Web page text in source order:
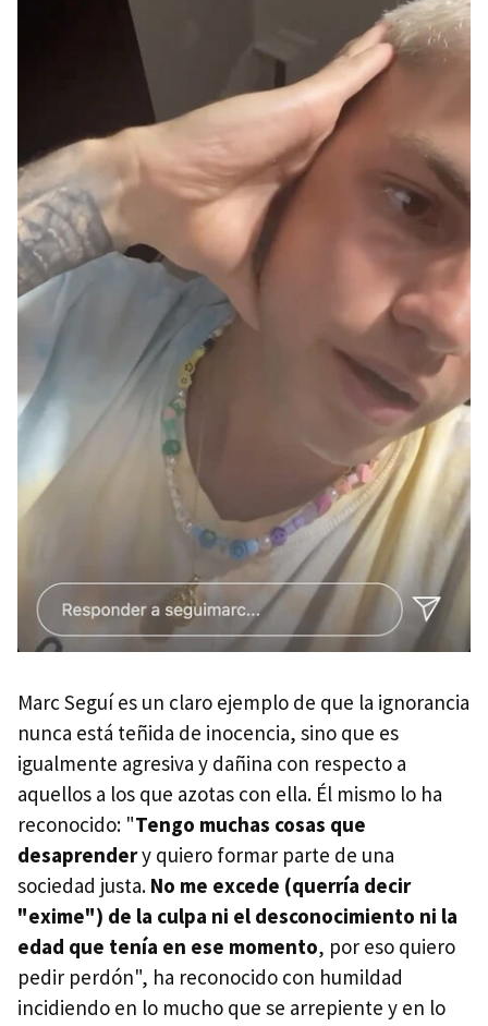
Marc Seguí es un claro ejemplo de que la ignorancia
nunca está teñida de inocencia, sino que es
igualmente agresiva y dañina con respecto a
aquellos a los que azotas con ella. Él mismo lo ha
reconocido: "Tengo muchas cosas que
desaprendery quiero formar parte de una
sociedad justa. No me excede (querría decir
"exime") de la culpa ni el desconocimiento ni la
edad que tenía en ese momento, por eso quiero
pedir perdón", ha reconocido con humildad
incidiendo en lo mucho que se arrepiente y en lo